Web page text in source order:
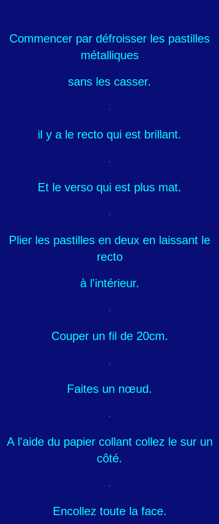
Commencer par défroisser les pastilles
métalliques
sans les casser.
il y a le recto qui est brillant.
Et le verso qui est plus mat.
Plier les pastilles en deux en laissant le
recto
à l'intérieur.
Couper un fil de 20cm.
Faites un nœud.
A l'aide du papier collant collez le sur un
côté.
Encollez toute la face.